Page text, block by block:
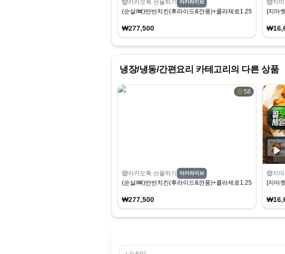
카카오톡 선물하기 아카라이브
(순살/뼈)반반치킨(후라이드&깐풍)+콜라제로1.25L
₩277,500
지
[지마
냉장/냉동/간편요리 카테고리의 다른 상품
58
카카오톡 선물하기 아카라이브
(순살/뼈)반반치킨(후라이드&깐풍)+콜라제로1.25L
₩277,500
지
[지마